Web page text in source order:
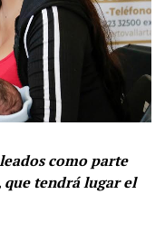
como parte
tendrá lugar el